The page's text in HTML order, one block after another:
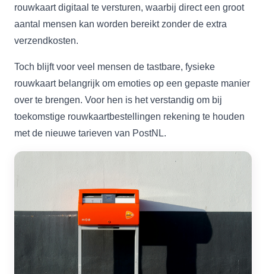
rouwkaart digitaal te versturen, waarbij direct een groot
aantal mensen kan worden bereikt zonder de extra
verzendkosten.
Toch blijft voor veel mensen de tastbare, fysieke
rouwkaart belangrijk om emoties op een gepaste manier
over te brengen. Voor hen is het verstandig om bij
toekomstige rouwkaartbestellingen rekening te houden
met de nieuwe tarieven van PostNL.